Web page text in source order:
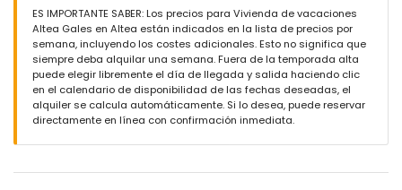
ducha exterior
área de estar exterior y área de comedor exterior
2 plazas de aparcamiento privado
Más información
pueblo más cercano: Altea (a menos de 5 kilómetros de la casa)
playa más cercana: La Olla (a menos de 5 kilómetros de la casa)
puerto más cercano: Campomanus (a menos de 3 kilómetros de
ES IMPORTANTE SABER: Los precios para Vivienda de vacaciones
Altea Gales en Altea están indicados en la lista de precios por
semana, incluyendo los costes adicionales. Esto no significa que
siempre deba alquilar una semana. Fuera de la temporada alta
puede elegir libremente el día de llegada y salida haciendo clic
en el calendario de disponibilidad de las fechas deseadas, el
alquiler se calcula automáticamente. Si lo desea, puede reservar
directamente en línea con confirmación inmediata.